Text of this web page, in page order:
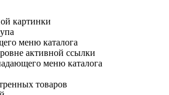
картинки
меню каталога
активной ссылки
меню каталога
товаров